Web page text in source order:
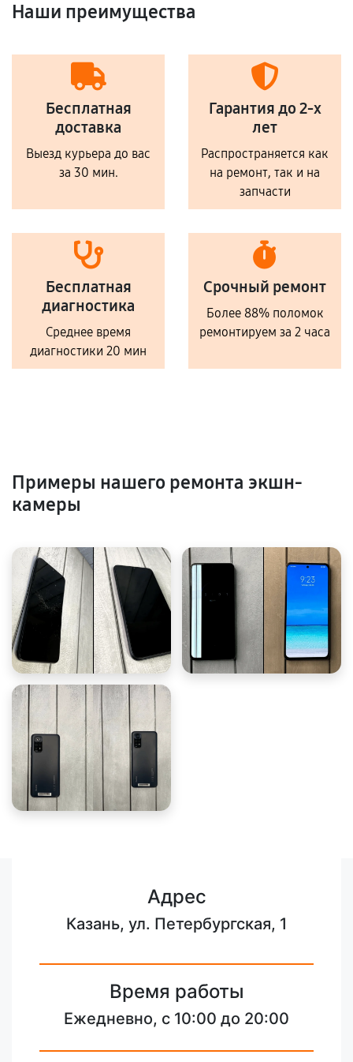
Наши преимущества
Бесплатная
доставка
Выезд курьера до вас
за 30 мин.
Гарантия до 2-х
лет
Распространяется как
на ремонт, так и на
запчасти
Бесплатная
диагностика
Среднее время
диагностики 20 мин
Срочный ремонт
Более 88% поломок
ремонтируем за 2 часа
Примеры нашего ремонта экшн-
камеры
Адрес
Казань, ул. Петербургская, 1
Время работы
Ежедневно, с 10:00 до 20:00